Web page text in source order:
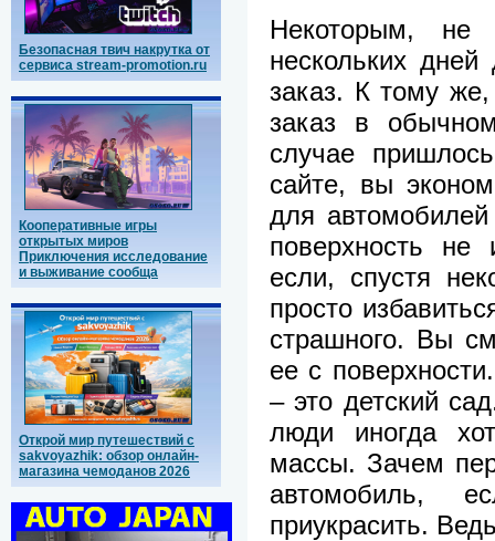
Безопасная твич накрутка от
сервиса stream-promotion.ru
Кооперативные игры
открытых миров
Приключения исследование
и выживание сообща
Открой мир путешествий с
sakvoyazhik: обзор онлайн-
магазина чемоданов 2026
Некоторым, не
нескольких
заказ. К тому
заказ в
случае
сайте, вы
для
поверхность не
если, спустя
просто
страшного. Вы
ее с
– это детский
люди иногда
массы. Зачем
автомобиль,
приукрасить.